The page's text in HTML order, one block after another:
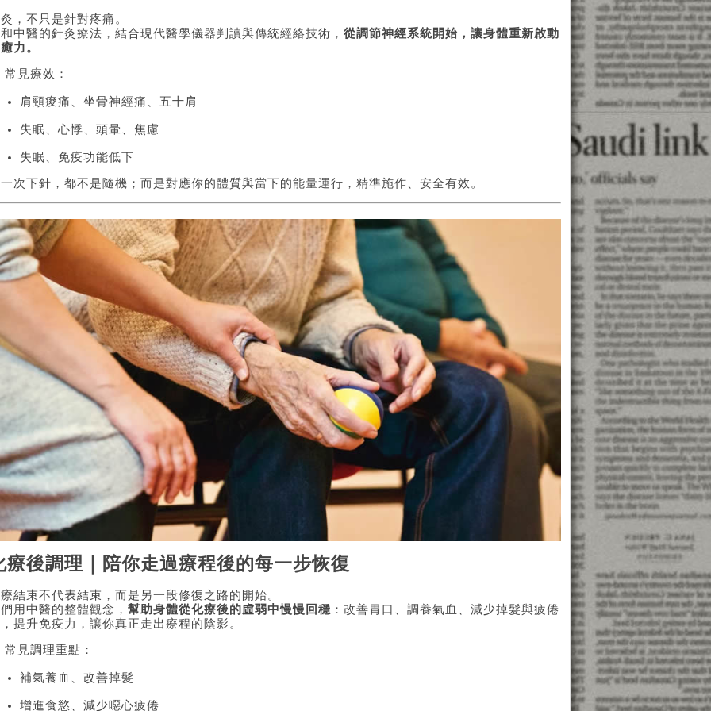
，不只是針對疼痛。
中醫的針灸療法，結合現代醫學儀器判讀與傳統經絡技術， 從調節神經系統開始，讓身體重新啟動
力。
常見療效：
肩頸痠痛、坐骨神經痛、五十肩
失眠、心悸、頭暈、焦慮
失眠、免疫功能低下
次下針，都不是隨機；而是對應你的體質與當下的能量運行，精準施作、安全有效。
療後調理｜陪你走過療程後的每一步恢復
結束不代表結束，而是另一段修復之路的開始。
用中醫的整體觀念， 幫助身體從化療後的虛弱中慢慢回穩 ：改善胃口、調養氣血、減少掉髮與疲倦
提升免疫力，讓你真正走出療程的陰影。
常見調理重點：
補氣養血、改善掉髮
增進食慾、減少噁心疲倦